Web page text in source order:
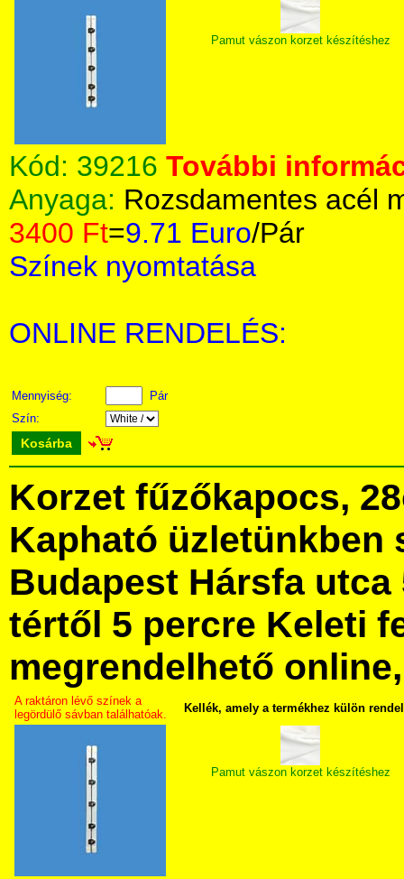
Pamut vászon korzet készítéshez
Kód: 39216 További
Anyaga: Rozsdamentes acél
3400 Ft=9.71 Euro/Pár
Színek nyomtatása
ONLINE RENDELÉS:
Mennyiség:
Pár
Szín:
Kosárba
Korzet fűzőkapocs,
Kapható üzletünkben
Budapest Hársfa utca
tértől 5 percre Keleti
megrendelhető
A raktáron lévő színek a
legördülő sávban találhatóak.
Kellék, amely a termékhez külön
Pamut vászon korzet készítéshez